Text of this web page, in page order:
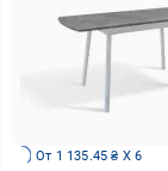
От 1 135.45 ₴ X 6